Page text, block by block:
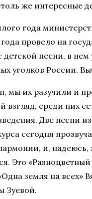
же интересные
года
провело на
детской песни, в нем
уголков России.
мы их разучили и
взгляд, среди них
Две песни
сегодня
и, надеюсь,
Это
земля на всех»
Зуевой.